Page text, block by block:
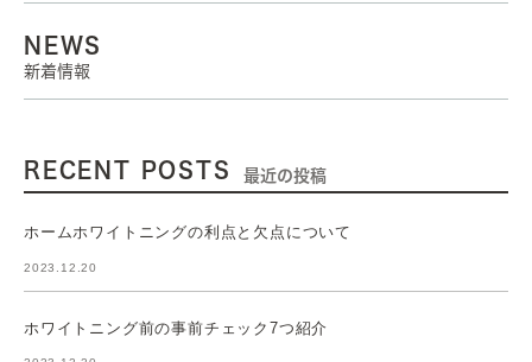
NEWS
新着情報
RECENT POSTS 最近の投稿
ホームホワイトニングの利点と欠点について
2023.12.20
ホワイトニング前の事前チェック7つ紹介